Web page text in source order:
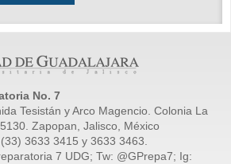
No. 7
Tesistán y Arco Magencio. Colonia La
Zapopan, Jalisco, México
3633 3415 y 3633 3463.
7 UDG; Tw: @GPrepa7; Ig: